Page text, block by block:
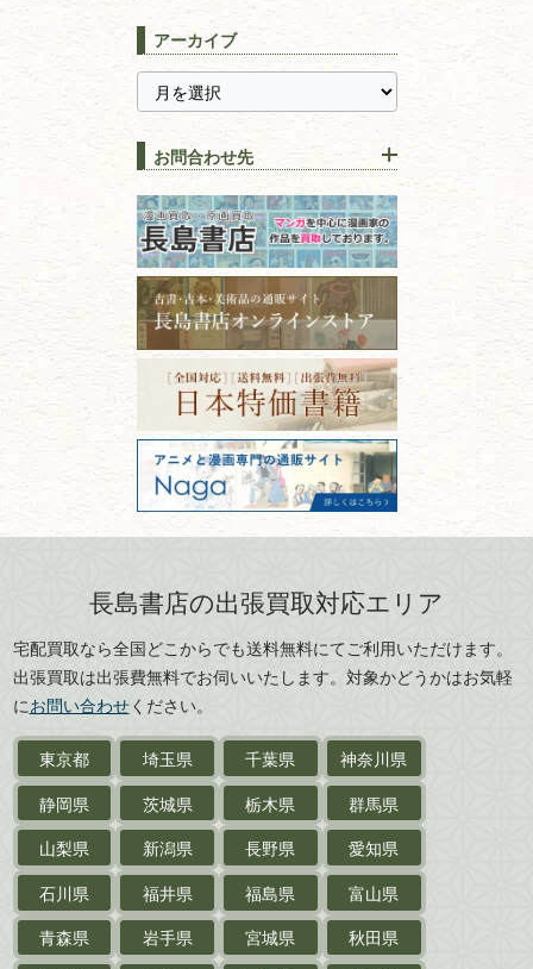
スピリチュアル・
全集・
趣味・教養
書道
拓本・法帖・碑帖
篆刻・印譜
書道具
美術書・アート本・
デザイン本
カメラ・撮影術
版画・リトグラフ・
刀剣・鎧・甲冑
武道書・武術書
近代文学・
サイン色紙
作家草稿・原稿・肉筆物
探偵小説・推理小説
乗物
鉄道・
電車・バス
宅配買取は古本を送るだけ！
長島書店の便利な買取サービ
ス
【持ち込み買取】店頭で簡単
に古本を売るメリットとは？
古本を高く売る方法！買取で
上手な売り方のコツを解説
古本の保管方法と劣化する原
因！適切な管理で長持ちさせ
るコツ
古本は汚れていると買取でき
ない？適切な保管方法とクリ
ーニング！
ISBNコードとは？書籍の識別
番号の意味と役割を解説
価値ある古書を売るポイント
と注意点
千葉県
神奈川県
静岡県
栃木県
山梨県
新潟県
長野県
愛知県
石川県
福井県
福島県
富山県
青森県
岩手県
宮城県
秋田県
山形県
岐阜県
三重県
滋賀県
京都府
大阪府
兵庫県
奈良県
島根県
岡山県
徳島県
香川県
愛媛県
アーカイブ
お問合わせ先
古本買取専門店 長島書店
〒101-0051
東京都千代田区神田神保町2-5-1
フリーダイヤル：0120-414-548
電話：03-3512-8115
FAX：03-3512-8116
古物商許可：東京都公安委員会 第
301028901712号
古物商名称：有限会社長島書店
長島書店の出張買取対応エリア
宅配買取なら全国どこからでも送料無料にてご利用いただけます。
出張買取は出張費無料でお伺いいたします。対象かどうかはお気軽
にお問い合わせください。
東京都 埼玉県 千葉県
神奈川県
静岡県
茨城県 栃木県
群馬県
山梨県
新潟県 長野県
愛知県
石川県
福井県 福島県
富山県
青森県
岩手県 宮城県
秋田県